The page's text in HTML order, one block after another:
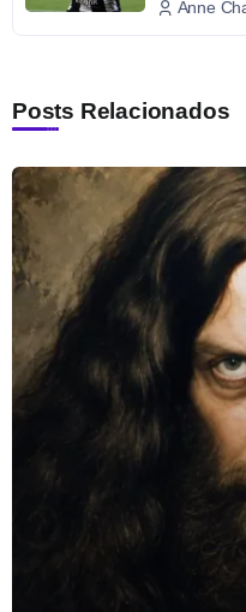
Anne
Posts Relacionados